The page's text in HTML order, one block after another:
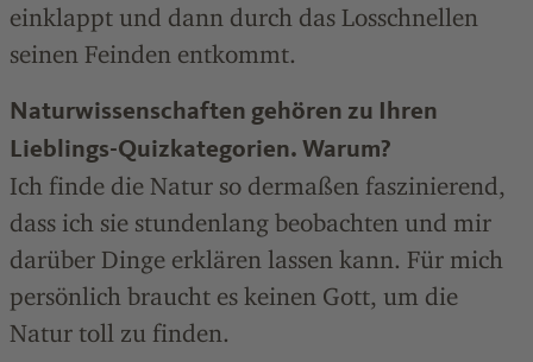
einklappt und dann durch das Losschnellen
seinen Feinden entkommt.
Naturwissenschaften gehören zu Ihren
Lieblings-­Quizkategorien. Warum?
Ich finde die Natur so dermaßen faszinierend,
dass ich sie stundenlang beobachten und mir
darüber Dinge erklären lassen kann. Für mich
persönlich braucht es keinen Gott, um die
Natur toll zu finden.